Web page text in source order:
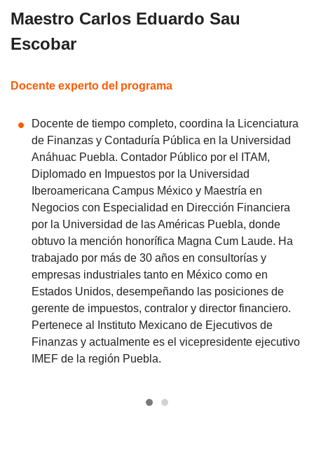
Maestro Carlos Eduardo Sau
Escobar
Docente experto del programa
Docente de tiempo completo, coordina la Licenciatura
de Finanzas y Contaduría Pública en la Universidad
Anáhuac Puebla. Contador Público por el ITAM,
Diplomado en Impuestos por la Universidad
Iberoamericana Campus México y Maestría en
Negocios con Especialidad en Dirección Financiera
por la Universidad de las Américas Puebla, donde
obtuvo la mención honorífica Magna Cum Laude. Ha
trabajado por más de 30 años en consultorías y
empresas industriales tanto en México como en
Estados Unidos, desempeñando las posiciones de
gerente de impuestos, contralor y director financiero.
Pertenece al Instituto Mexicano de Ejecutivos de
Finanzas y actualmente es el vicepresidente ejecutivo
IMEF de la región Puebla.